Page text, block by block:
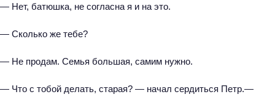
— Нет, батюшка, не согласна я и на это.
— Сколько же тебе?
— Не продам. Семья большая, самим нужно.
— Что с тобой делать, старая? — начал сердиться Петр.—